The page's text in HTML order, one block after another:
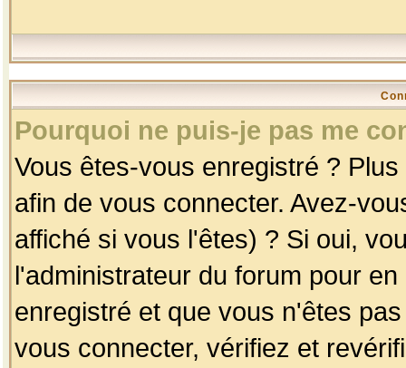
Pourquoi ne puis-je pas me
Vous êtes-vous enregistré ?
afin de vous connecter. Avez-
affiché si vous l'êtes) ? Si oui,
l'administrateur du forum pour
enregistré et que vous n'êtes
vous connecter, vérifiez et